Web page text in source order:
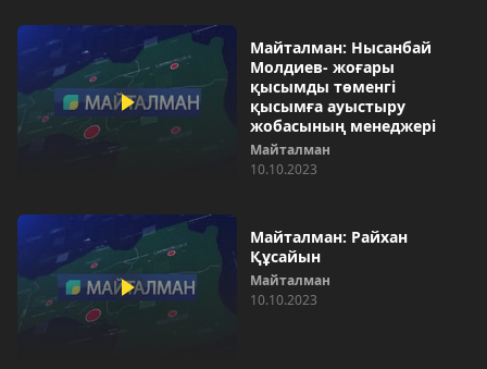
Майталман: Нысанбай
Молдиев- жоғары
қысымды төменгі
қысымға ауыстыру
жобасының менеджері
Майталман
10.10.2023
Майталман: Райхан
Құсайын
Майталман
10.10.2023